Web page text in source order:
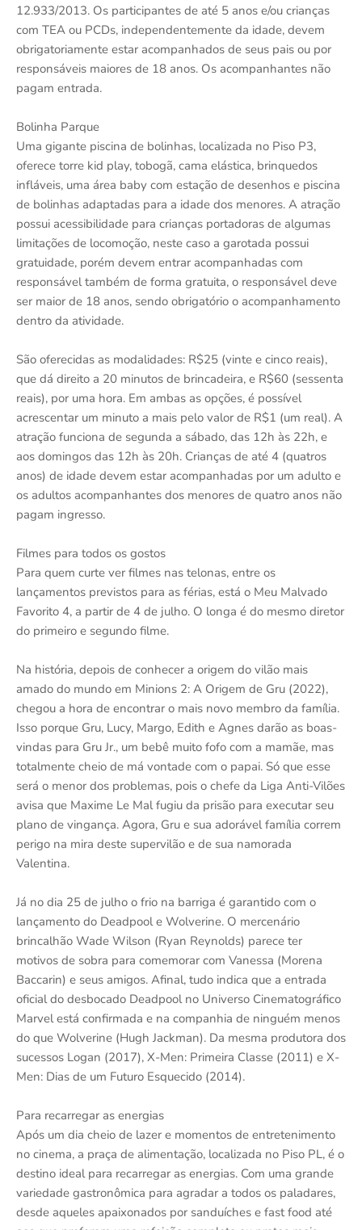
12.933/2013. Os participantes de até 5 anos e/ou crianças
com TEA ou PCDs, independentemente da idade, devem
obrigatoriamente estar acompanhados de seus pais ou por
responsáveis maiores de 18 anos. Os acompanhantes não
pagam entrada.
Bolinha Parque
Uma gigante piscina de bolinhas, localizada no Piso P3,
oferece torre kid play, tobogã, cama elástica, brinquedos
infláveis, uma área baby com estação de desenhos e piscina
de bolinhas adaptadas para a idade dos menores. A atração
possui acessibilidade para crianças portadoras de algumas
limitações de locomoção, neste caso a garotada possui
gratuidade, porém devem entrar acompanhadas com
responsável também de forma gratuita, o responsável deve
ser maior de 18 anos, sendo obrigatório o acompanhamento
dentro da atividade.
São oferecidas as modalidades: R$25 (vinte e cinco reais),
que dá direito a 20 minutos de brincadeira, e R$60 (sessenta
reais), por uma hora. Em ambas as opções, é possível
acrescentar um minuto a mais pelo valor de R$1 (um real). A
atração funciona de segunda a sábado, das 12h às 22h, e
aos domingos das 12h às 20h. Crianças de até 4 (quatros
anos) de idade devem estar acompanhadas por um adulto e
os adultos acompanhantes dos menores de quatro anos não
pagam ingresso.
Filmes para todos os gostos
Para quem curte ver filmes nas telonas, entre os
lançamentos previstos para as férias, está o Meu Malvado
Favorito 4, a partir de 4 de julho. O longa é do mesmo diretor
do primeiro e segundo filme.
Na história, depois de conhecer a origem do vilão mais
amado do mundo em Minions 2: A Origem de Gru (2022),
chegou a hora de encontrar o mais novo membro da família.
Isso porque Gru, Lucy, Margo, Edith e Agnes darão as boas-
vindas para Gru Jr., um bebê muito fofo com a mamãe, mas
totalmente cheio de má vontade com o papai. Só que esse
será o menor dos problemas, pois o chefe da Liga Anti-Vilões
avisa que Maxime Le Mal fugiu da prisão para executar seu
plano de vingança. Agora, Gru e sua adorável família correm
perigo na mira deste supervilão e de sua namorada
Valentina.
Já no dia 25 de julho o frio na barriga é garantido com o
lançamento do Deadpool e Wolverine. O mercenário
brincalhão Wade Wilson (Ryan Reynolds) parece ter
motivos de sobra para comemorar com Vanessa (Morena
Baccarin) e seus amigos. Afinal, tudo indica que a entrada
oficial do desbocado Deadpool no Universo Cinematográfico
Marvel está confirmada e na companhia de ninguém menos
do que Wolverine (Hugh Jackman). Da mesma produtora dos
sucessos Logan (2017), X-Men: Primeira Classe (2011) e X-
Men: Dias de um Futuro Esquecido (2014).
Para recarregar as energias
Após um dia cheio de lazer e momentos de entretenimento
no cinema, a praça de alimentação, localizada no Piso PL, é o
destino ideal para recarregar as energias. Com uma grande
variedade gastronômica para agradar a todos os paladares,
desde aqueles apaixonados por sanduíches e fast food até